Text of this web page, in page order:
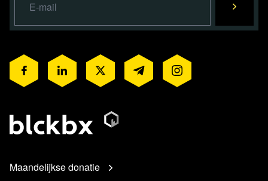
Maandelijkse donatie